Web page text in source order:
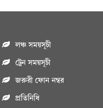
লঞ্চ সময়সূচী
ট্রেন সময়সূচী
জরুরী ফোন নম্বর
প্রতিনিধি